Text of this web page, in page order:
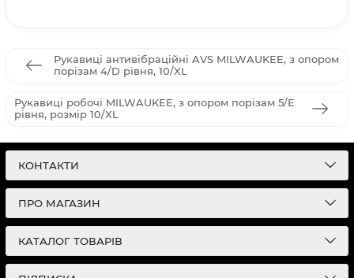
Рукавиці антивібраційні AVS MILWAUKEE, з опором
порізам 4/D рівня, 10/XL
Рукавиці робочі MILWAUKEE, з опором порізам 5/E
рівня, розмір 10/XL
КОНТАКТИ
ПРО МАГАЗИН
КАТАЛОГ ТОВАРІВ